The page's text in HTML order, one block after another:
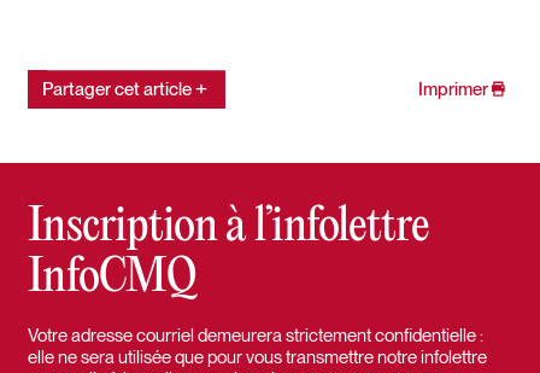
Partager cet article Imprimer
Inscription à l’infolettre
InfoCMQ
Votre adresse courriel demeurera strictement confidentielle :
elle ne sera utilisée que pour vous transmettre notre infolettre